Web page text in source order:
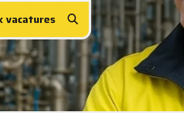
vacatures